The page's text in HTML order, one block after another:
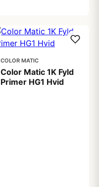
COLOR MATIC
Color Matic 1K Fyld
Primer HG1 Hvid